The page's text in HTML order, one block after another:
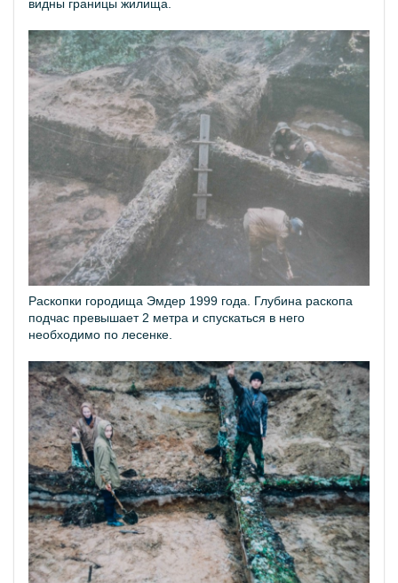
видны границы жилища.
Раскопки городища Эмдер 1999 года. Глубина раскопа
подчас превышает 2 метра и спускаться в него
необходимо по лесенке.